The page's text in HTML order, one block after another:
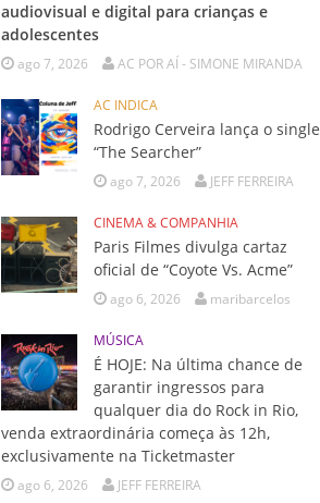
audiovisual e digital para crianças e
adolescentes
ago 7, 2026 AC POR AÍ - SIMONE MIRANDA
AC INDICA
Rodrigo Cerveira lança o single
“The Searcher”
ago 7, 2026 JEFF FERREIRA
CINEMA & COMPANHIA
Paris Filmes divulga cartaz
oficial de “Coyote Vs. Acme”
ago 6, 2026 maribarcelos
MÚSICA
É HOJE: Na última chance de
garantir ingressos para
qualquer dia do Rock in Rio,
venda extraordinária começa às 12h,
exclusivamente na Ticketmaster
ago 6, 2026 JEFF FERREIRA